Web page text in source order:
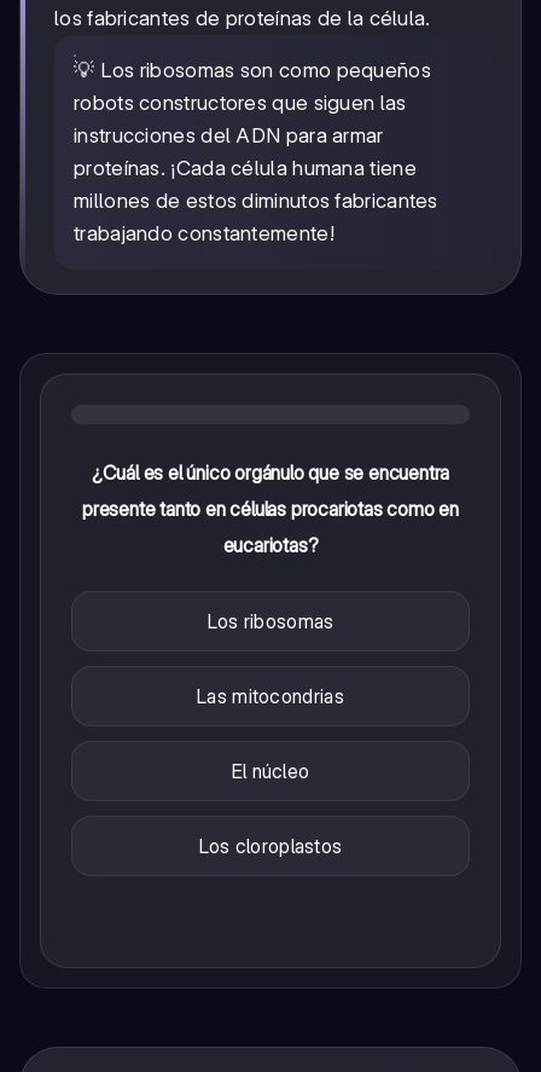
los fabricantes de proteínas de la célula.
💡 Los ribosomas son como pequeños
robots constructores que siguen las
instrucciones del ADN para armar
proteínas. ¡Cada célula humana tiene
millones de estos diminutos fabricantes
trabajando constantemente!
¿Cuál es el único orgánulo que se encuentra
presente tanto en células procariotas como en
eucariotas?
Los ribosomas
Las mitocondrias
El núcleo
Los cloroplastos